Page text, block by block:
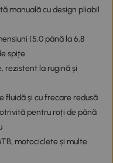
manuală cu design pliabil
(5,0 până la 6,8
spițe
rezistent la rugină și
fluidă și cu frecare redusă
pentru roți de până
motociclete și multe